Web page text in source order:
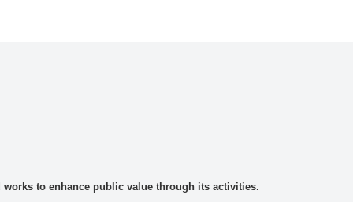
to enhance public value through its activities.